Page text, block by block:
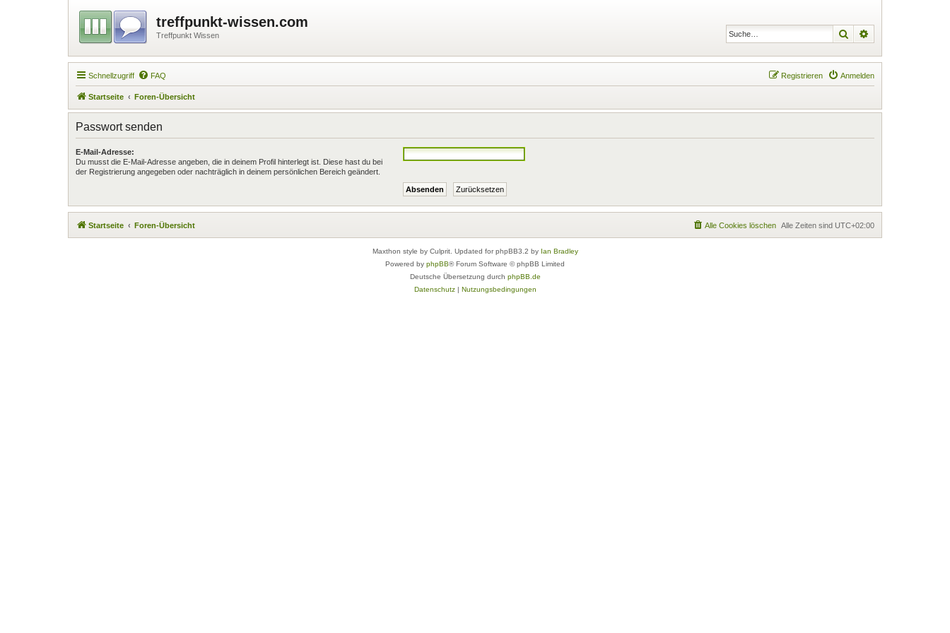
treffpunkt-wissen.com
Treffpunkt Wissen Suche
Schnellzugriff FAQ Anmelden
Registrieren
Startseite Foren-Übersicht
Passwort senden
E-Mail-Adresse:
Du musst die E-Mail-Adresse angeben, die in deinem Profil hinterlegt ist. Diese hast du bei
der Registrierung angegeben oder nachträglich in deinem persönlichen Bereich geändert.
Startseite Foren-Übersicht Alle Zeiten sind UTC+02:00
Alle Cookies löschen
Maxthon style by Culprit. Updated for phpBB3.2 by Ian Bradley
Powered by phpBB® Forum Software © phpBB Limited
Deutsche Übersetzung durch phpBB.de
Datenschutz| Nutzungsbedingungen